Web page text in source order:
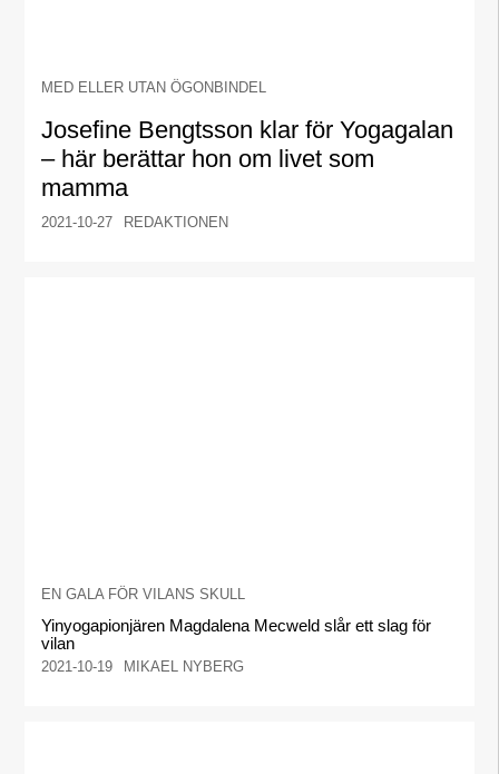
MED ELLER UTAN ÖGONBINDEL
Josefine Bengtsson klar för Yogagalan
– här berättar hon om livet som
mamma
2021-10-27 REDAKTIONEN
EN GALA FÖR VILANS SKULL
Yinyogapionjären Magdalena Mecweld slår ett slag för
vilan
2021-10-19 MIKAEL NYBERG